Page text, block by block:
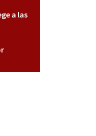
a las